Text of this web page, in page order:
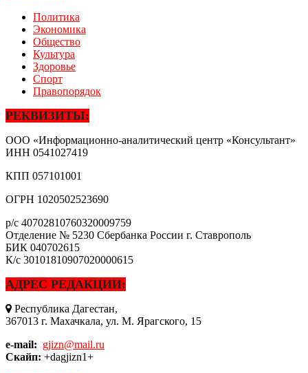
Политика
Экономика
Общество
Культура
Здоровье
Спорт
Правопорядок
РЕКВИЗИТЫ:
ООО «Информационно-аналитический центр «Консультант»
ИНН 0541027419
КПП 057101001
ОГРН 1020502523690
р/с 40702810760320009759
Отделение № 5230 Сбербанка России г. Ставрополь
БИК 040702615
К/с 30101810907020000615
АДРЕС РЕДАКЦИИ:
Республика Дагестан,
367013 г. Махачкала, ул. М. Ярагского, 15
e-mail: gjizn@mail.ru
Скайп: +dagjizn1+